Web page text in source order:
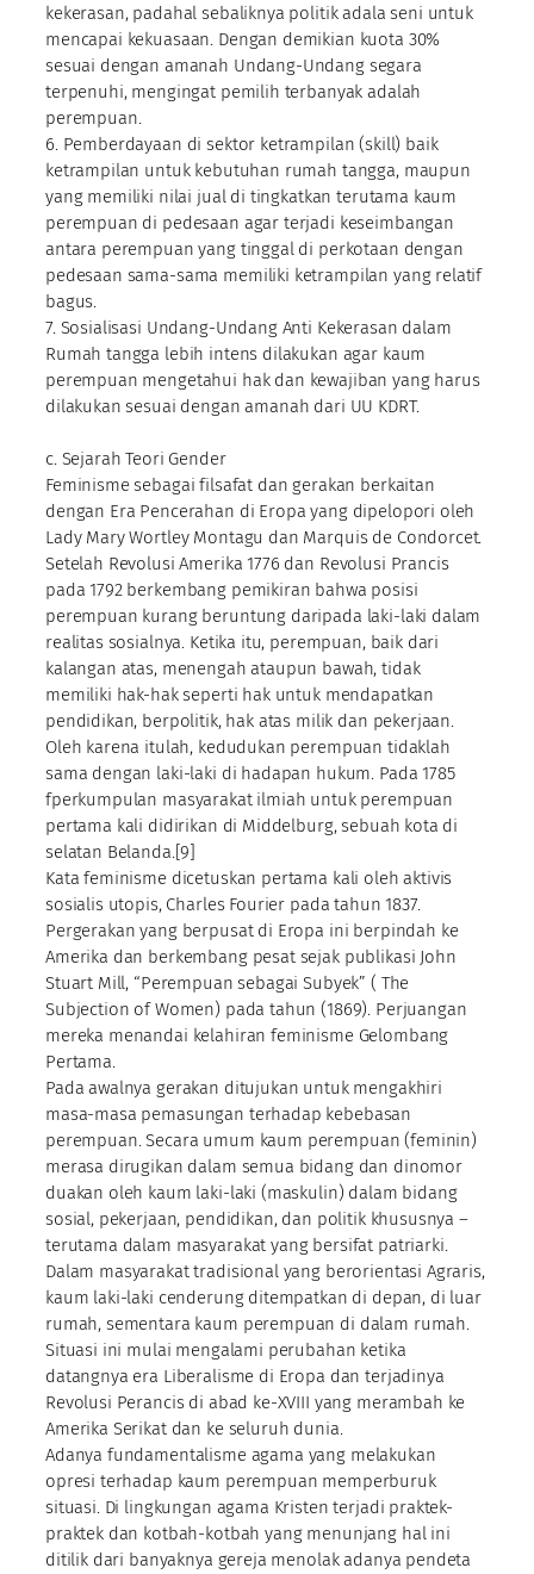
kekerasan, padahal sebaliknya politik adala seni untuk
mencapai kekuasaan. Dengan demikian kuota 30%
sesuai dengan amanah Undang-Undang segara
terpenuhi, mengingat pemilih terbanyak adalah
perempuan.
6. Pemberdayaan di sektor ketrampilan (skill) baik
ketrampilan untuk kebutuhan rumah tangga, maupun
yang memiliki nilai jual di tingkatkan terutama kaum
perempuan di pedesaan agar terjadi keseimbangan
antara perempuan yang tinggal di perkotaan dengan
pedesaan sama-sama memiliki ketrampilan yang relatif
bagus.
7. Sosialisasi Undang-Undang Anti Kekerasan dalam
Rumah tangga lebih intens dilakukan agar kaum
perempuan mengetahui hak dan kewajiban yang harus
dilakukan sesuai dengan amanah dari UU KDRT.
c. Sejarah Teori Gender
Feminisme sebagai filsafat dan gerakan berkaitan
dengan Era Pencerahan di Eropa yang dipelopori oleh
Lady Mary Wortley Montagu dan Marquis de Condorcet.
Setelah Revolusi Amerika 1776 dan Revolusi Prancis
pada 1792 berkembang pemikiran bahwa posisi
perempuan kurang beruntung daripada laki-laki dalam
realitas sosialnya. Ketika itu, perempuan, baik dari
kalangan atas, menengah ataupun bawah, tidak
memiliki hak-hak seperti hak untuk mendapatkan
pendidikan, berpolitik, hak atas milik dan pekerjaan.
Oleh karena itulah, kedudukan perempuan tidaklah
sama dengan laki-laki di hadapan hukum. Pada 1785
fperkumpulan masyarakat ilmiah untuk perempuan
pertama kali didirikan di Middelburg, sebuah kota di
selatan Belanda.[9]
Kata feminisme dicetuskan pertama kali oleh aktivis
sosialis utopis, Charles Fourier pada tahun 1837.
Pergerakan yang berpusat di Eropa ini berpindah ke
Amerika dan berkembang pesat sejak publikasi John
Stuart Mill, “Perempuan sebagai Subyek” ( The
Subjection of Women) pada tahun (1869). Perjuangan
mereka menandai kelahiran feminisme Gelombang
Pertama.
Pada awalnya gerakan ditujukan untuk mengakhiri
masa-masa pemasungan terhadap kebebasan
perempuan. Secara umum kaum perempuan (feminin)
merasa dirugikan dalam semua bidang dan dinomor
duakan oleh kaum laki-laki (maskulin) dalam bidang
sosial, pekerjaan, pendidikan, dan politik khususnya –
terutama dalam masyarakat yang bersifat patriarki.
Dalam masyarakat tradisional yang berorientasi Agraris,
kaum laki-laki cenderung ditempatkan di depan, di luar
rumah, sementara kaum perempuan di dalam rumah.
Situasi ini mulai mengalami perubahan ketika
datangnya era Liberalisme di Eropa dan terjadinya
Revolusi Perancis di abad ke-XVIII yang merambah ke
Amerika Serikat dan ke seluruh dunia.
Adanya fundamentalisme agama yang melakukan
opresi terhadap kaum perempuan memperburuk
situasi. Di lingkungan agama Kristen terjadi praktek-
praktek dan kotbah-kotbah yang menunjang hal ini
ditilik dari banyaknya gereja menolak adanya pendeta